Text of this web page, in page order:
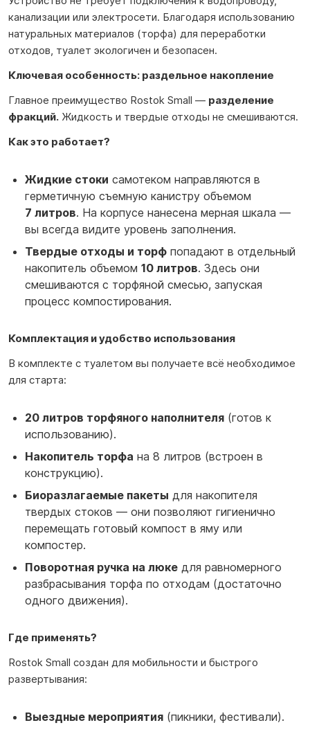
канализации или электросети. Благодаря использованию
натуральных материалов (торфа) для переработки
отходов, туалет экологичен и безопасен.
Ключевая особенность: раздельное накопление
Главное преимущество Rostok Small — разделение
фракций. Жидкость и твердые отходы не смешиваются.
Как это работает?
Жидкие стоки самотеком направляются в
герметичную съемную канистру объемом
7 литров. На корпусе нанесена мерная шкала —
вы всегда видите уровень заполнения.
Твердые отходы и торф попадают в отдельный
накопитель объемом 10 литров. Здесь они
смешиваются с торфяной смесью, запуская
процесс компостирования.
Комплектация и удобство использования
В комплекте с туалетом вы получаете всё необходимое
для старта:
20 литров торфяного наполнителя (готов к
использованию).
Накопитель торфа на 8 литров (встроен в
конструкцию).
Биоразлагаемые пакеты для накопителя
твердых стоков — они позволяют гигиенично
перемещать готовый компост в яму или
компостер.
Поворотная ручка на люке для равномерного
разбрасывания торфа по отходам (достаточно
одного движения).
Где применять?
Rostok Small создан для мобильности и быстрого
развертывания:
Выездные мероприятия (пикники, фестивали).